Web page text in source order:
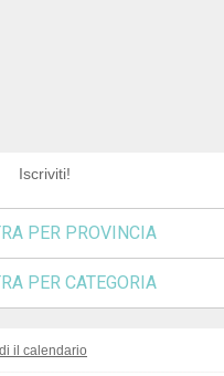
Iscriviti!
PER PROVINCIA
PER CATEGORIA
il calendario